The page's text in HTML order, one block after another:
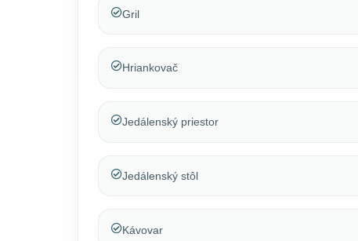
Gril
Hriankovač
Jedálenský priestor
Jedálenský stôl
Kávovar